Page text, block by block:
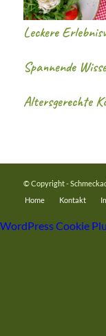
Leckere
Spannende
Altersgerechte
© Copyright -
Home
Kontakt
WordPress Cookie